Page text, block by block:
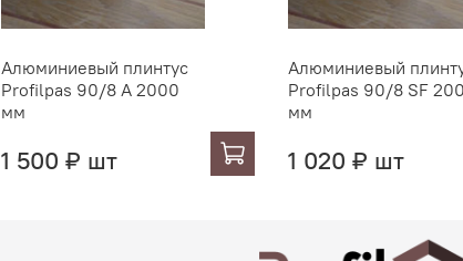
Алюминиевый плинтус
Profilpas 90/8 A 2000
мм
1 500 ₽ шт
Алюминиевый
Profilpas 90/8 SF
мм
1 020 ₽ шт